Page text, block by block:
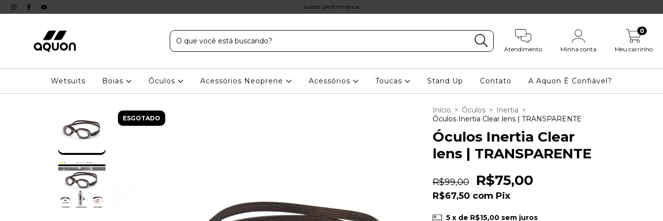
water performance
Atendimento Minha conta Meu carrinho
0
Wetsuits Boias Óculos Acessórios Neoprene Acessórios Toucas Stand Up Contato A Aquon É Confiável?
ESGOTADO
Início > Óculos > Inertia >
Óculos Inertia Clear lens | TRANSPARENTE
Óculos Inertia Clear
lens | TRANSPARENTE
R$99,00 R$75,00
R$67,50 com Pix
5 x de R$15,00 sem juros